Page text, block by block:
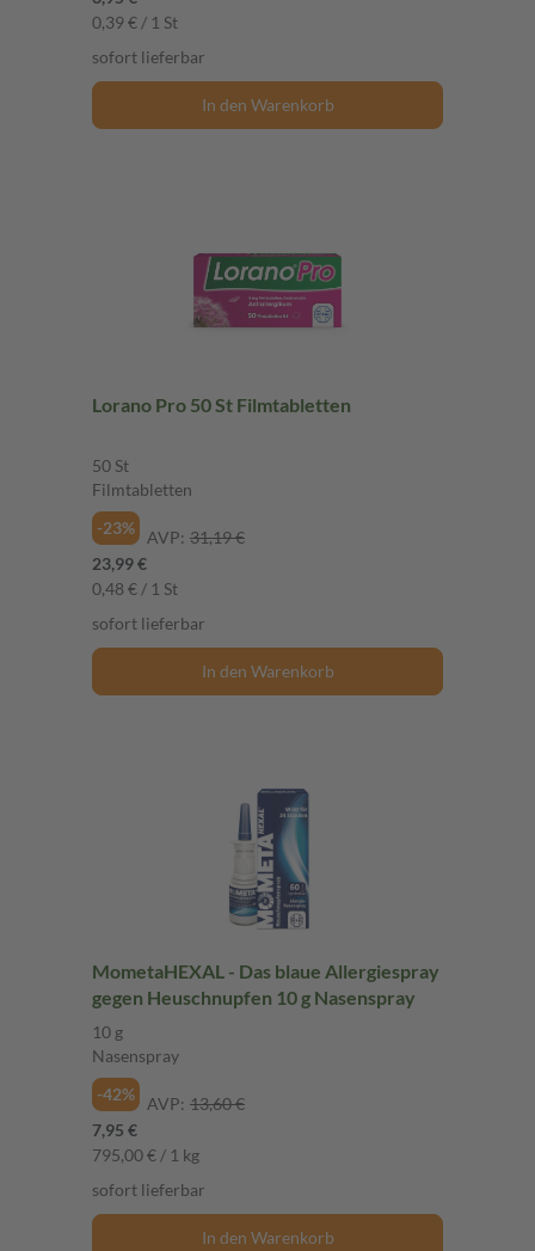
0,39 € / 1 St
sofort lieferbar
In den Warenkorb
Lorano Pro 50 St Filmtabletten
50 St
Filmtabletten
-23%
AVP: 31,19 €
23,99 €
0,48 € / 1 St
sofort lieferbar
In den Warenkorb
MometaHEXAL - Das blaue Allergiespray
gegen Heuschnupfen 10 g Nasenspray
10 g
Nasenspray
-42%
AVP: 13,60 €
7,95 €
795,00 € / 1 kg
sofort lieferbar
In den Warenkorb